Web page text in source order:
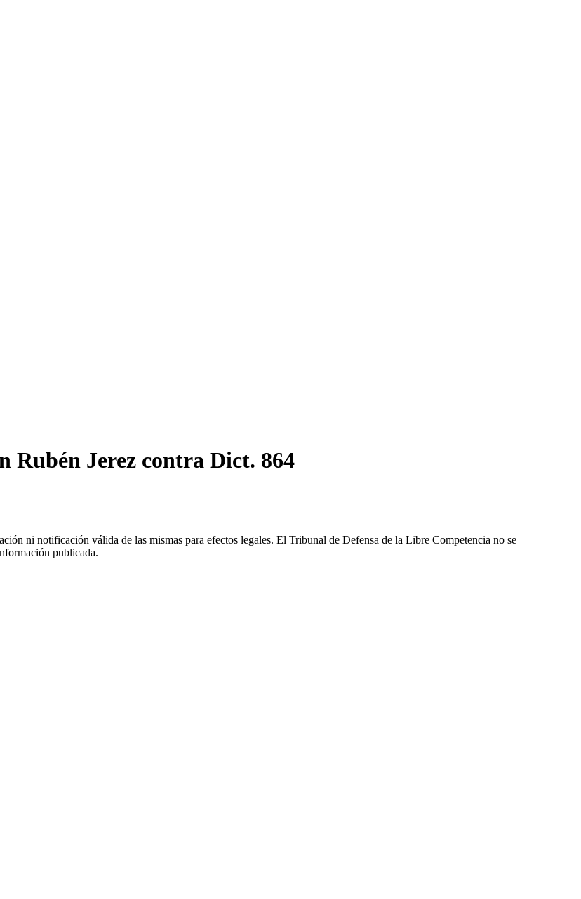
Rubén Jerez contra Dict. 864
ni notificación válida de las mismas para efectos legales. El Tribunal de Defensa de la Libre Competencia no se
publicada.